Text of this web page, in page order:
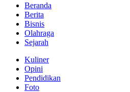
Beranda
Berita
Bisnis
Olahraga
Sejarah
Kuliner
Opini
Pendidikan
Foto